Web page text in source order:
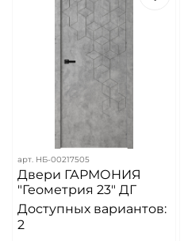
арт. НБ-00217505
Двери ГАРМОНИЯ
"Геометрия 23" ДГ
Доступных вариантов:
2